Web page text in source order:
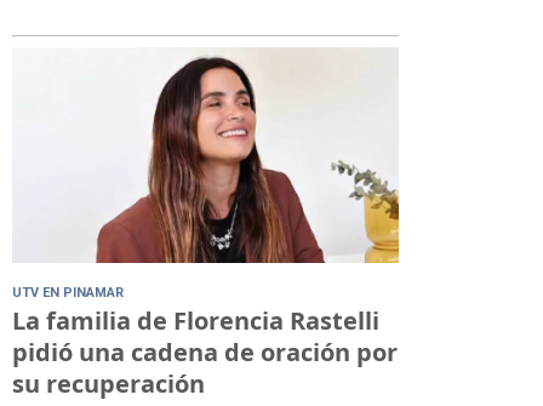
UTV EN PINAMAR
La familia de Florencia Rastelli
pidió una cadena de oración por
su recuperación